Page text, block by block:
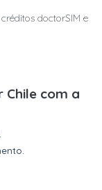
doctorSIM e
Chile com a